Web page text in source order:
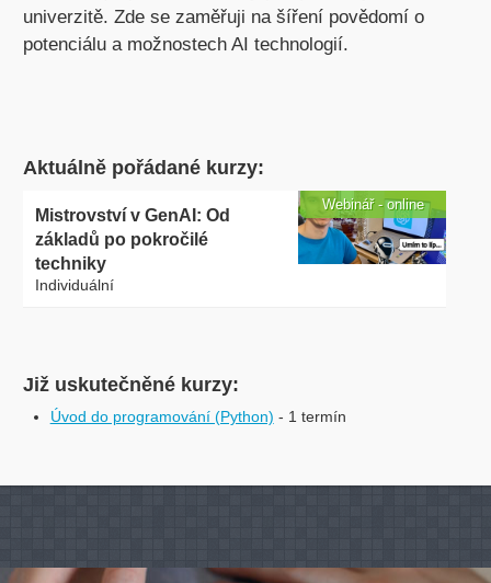
univerzitě. Zde se zaměřuji na šíření povědomí o
potenciálu a možnostech AI technologií.
Aktuálně pořádané kurzy:
Mistrovství v GenAI: Od
základů po pokročilé
techniky
Individuální
Webinář - online
Již uskutečněné kurzy:
Úvod do programování (Python) - 1 termín